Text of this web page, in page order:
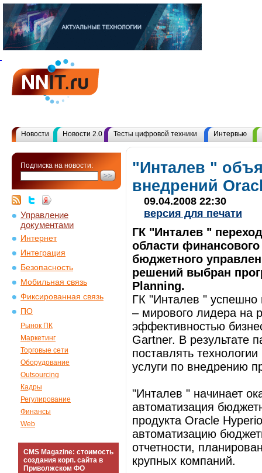
Новости Новости 2.0 Тесты цифровой техники Интервью
Подписка на новости:
Управление
документами
Интернет
Интеграция
Безопасность
Мобильная связь
Фиксированная связь
ПО
Рынок ПК
Маркетинг
Торговые сети
Оборудование
Outsourcing
Кадры
Регулирование
Финансы
Web
CMS Magazine: стоимость
создания корп. сайта в
Приволжском ФО
"Инталев "
внедрений
09.04.2008 22:30
версия для печати
ГК "Инталев "
области
бюджетного
решений выбран
Planning.
ГК "Инталев " успешно
– мирового лидера на
эффективностью
Gartner. В результате
поставлять
услуги по внедрению
"Инталев " начинает
автоматизация
продукта Oracle
автоматизацию
отчетности,
крупных компаний.